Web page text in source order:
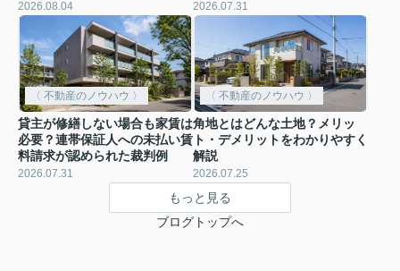
2026.08.04 2026.07.31
〈 不動産のノウハウ 〉
貸主が修繕しない場合も家賃は
必要？連帯保証人への未払い賃
料請求が認められた裁判例
2026.07.31
〈 不動産のノウハウ 〉
角地とはどんな土地？メリッ
ト・デメリットをわかりやすく
解説
2026.07.25
もっと見る
ブログトップへ